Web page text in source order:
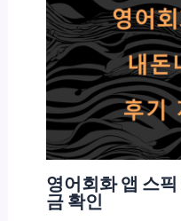
영어회화 앱 스
금 확인